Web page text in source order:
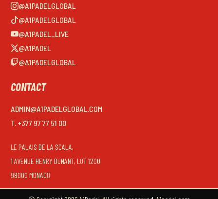
@A1PADELGLOBAL
@A1PADELGLOBAL
@A1PADEL_LIVE
@A1PADEL
@A1PADELGLOBAL
CONTACT
ADMIN@A1PADELGLOBAL.COM
T. +377 97 77 51 00
LE PALAIS DE LA SCALA,
1 AVENUE HENRY DUNANT, LOT 1200
98000 MONACO